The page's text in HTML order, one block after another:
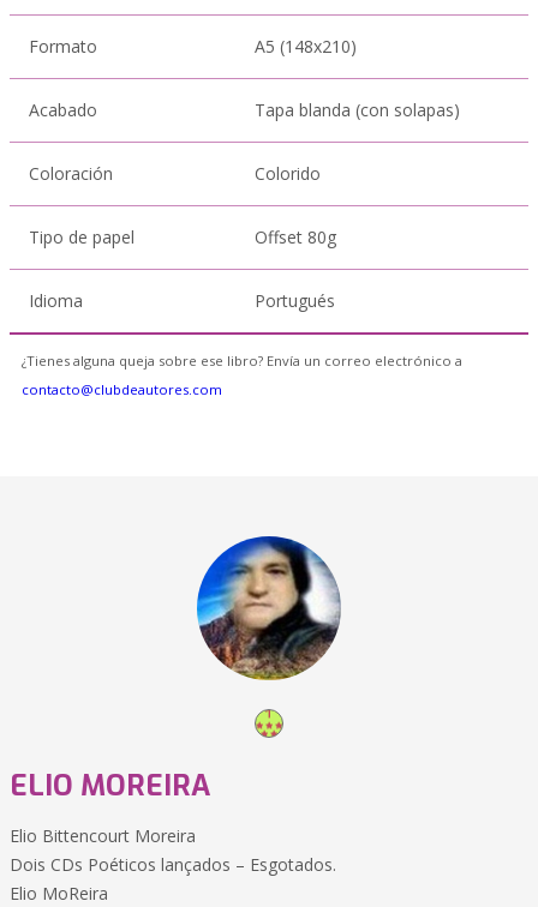
Formato A5 (148x210)
Acabado Tapa blanda (con solapas)
Coloración Colorido
Tipo de papel Offset 80g
Idioma Portugués
¿Tienes alguna queja sobre ese libro? Envía un correo electrónico a
contacto@clubdeautores.com
ELIO MOREIRA
Elio Bittencourt Moreira
Dois CDs Poéticos lançados – Esgotados.
Elio MoReira